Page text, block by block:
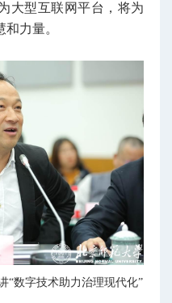
大型互联网平台，将为
力量。
“数字技术助力治理现代化”